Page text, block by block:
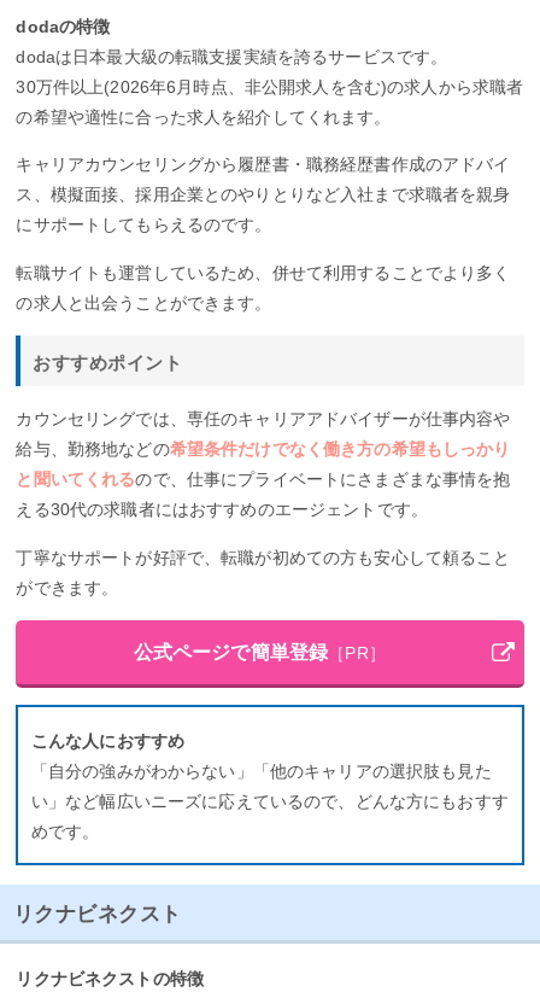
dodaの特徴
dodaは日本最大級の転職支援実績を誇るサービスです。
30万件以上(2026年6月時点、非公開求人を含む)の求人から求職者
の希望や適性に合った求人を紹介してくれます。
キャリアカウンセリングから履歴書・職務経歴書作成のアドバイ
ス、模擬面接、採用企業とのやりとりなど入社まで求職者を親身
にサポートしてもらえるのです。
転職サイトも運営しているため、併せて利用することでより多く
の求人と出会うことができます。
おすすめポイント
カウンセリングでは、専任のキャリアアドバイザーが仕事内容や
給与、勤務地などの希望条件だけでなく働き方の希望もしっかり
と聞いてくれるので、仕事にプライベートにさまざまな事情を抱
える30代の求職者にはおすすめのエージェントです。
丁寧なサポートが好評で、転職が初めての方も安心して頼ること
ができます。
公式ページで簡単登録 ［PR］
こんな人におすすめ
「自分の強みがわからない」「他のキャリアの選択肢も見た
い」など幅広いニーズに応えているので、どんな方にもおすす
めです。
リクナビネクスト
リクナビネクストの特徴